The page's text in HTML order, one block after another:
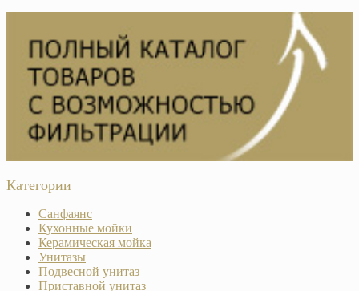
Категории
Санфаянс
Кухонные мойки
Керамическая мойка
Унитазы
Подвесной унитаз
Приставной унитаз